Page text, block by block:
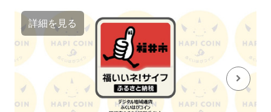
詳細を見る